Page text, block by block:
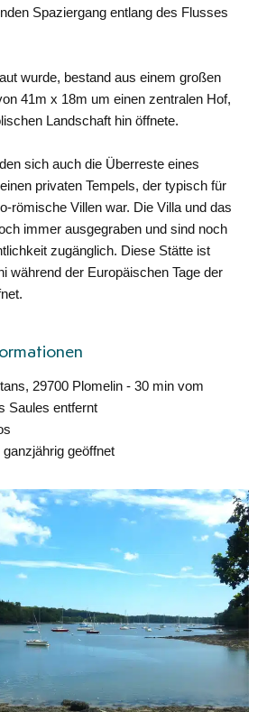
Spaziergang entlang des Flusses
wurde, bestand aus einem großen
41m x 18m um einen zentralen Hof,
Landschaft hin öffnete.
sich auch die Überreste eines
privaten Tempels, der typisch für
römische Villen war. Die Villa und das
immer ausgegraben und sind noch
zugänglich. Diese Stätte ist
während der Europäischen Tage der
29700 Plomelin - 30 min vom
Saules entfernt
ganzjährig geöffnet